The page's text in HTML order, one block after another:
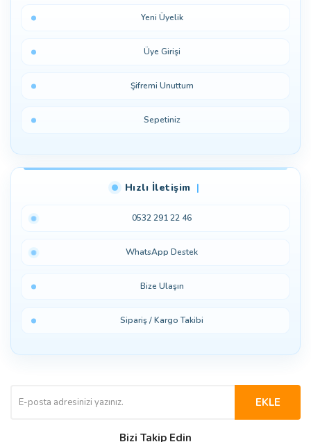
Yeni Üyelik
Üye Girişi
Şifremi Unuttum
Sepetiniz
Hızlı İletişim
0532 291 22 46
WhatsApp Destek
Bize Ulaşın
Sipariş / Kargo Takibi
EKLE
Bizi Takip Edin